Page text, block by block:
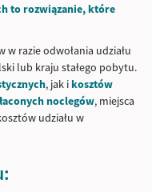
to rozwiązanie, które
razie odwołania udziału
lub kraju stałego pobytu.
, jak i kosztów
noclegów, miejsca
udziału w